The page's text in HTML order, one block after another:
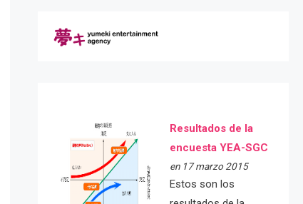
Resultados de la
encuesta YEA-SGC
en 17 marzo 2015
Estos son los